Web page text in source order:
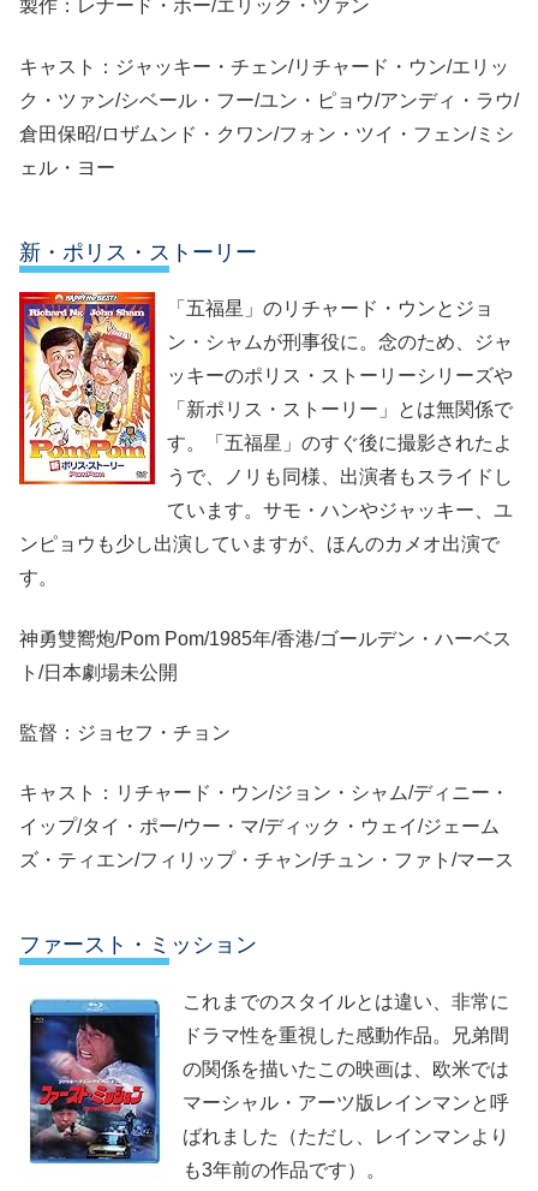
製作：レナード・ホー/エリック・ツァン
キャスト：ジャッキー・チェン/リチャード・ウン/エリッ
ク・ツァン/シベール・フー/ユン・ピョウ/アンディ・ラウ/
倉田保昭/ロザムンド・クワン/フォン・ツイ・フェン/ミシ
ェル・ヨー
新・ポリス・ストーリー
「五福星」のリチャード・ウンとジョ
ン・シャムが刑事役に。念のため、ジャ
ッキーのポリス・ストーリーシリーズや
「新ポリス・ストーリー」とは無関係で
す。「五福星」のすぐ後に撮影されたよ
うで、ノリも同様、出演者もスライドし
ています。サモ・ハンやジャッキー、ユ
ンピョウも少し出演していますが、ほんのカメオ出演で
す。
神勇雙嚮炮/Pom Pom/1985年/香港/ゴールデン・ハーベス
ト/日本劇場未公開
監督：ジョセフ・チョン
キャスト：リチャード・ウン/ジョン・シャム/ディニー・
イップ/タイ・ポー/ウー・マ/ディック・ウェイ/ジェーム
ズ・ティエン/フィリップ・チャン/チュン・ファト/マース
ファースト・ミッション
これまでのスタイルとは違い、非常に
ドラマ性を重視した感動作品。兄弟間
の関係を描いたこの映画は、欧米では
マーシャル・アーツ版レインマンと呼
ばれました（ただし、レインマンより
も3年前の作品です）。